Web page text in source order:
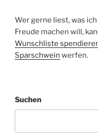
Wer gerne liest, was
Freude machen will,
Wunschliste
Sparschwein werfen.
Suchen